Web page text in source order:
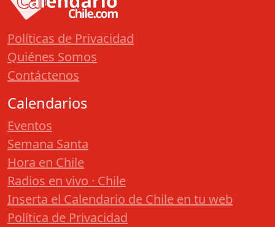
Políticas de Privacidad
Quiénes Somos
Contáctenos
Calendarios
Eventos
Semana Santa
Hora en Chile
Radios en vivo · Chile
Inserta el Calendario de Chile en tu web
Política de Privacidad